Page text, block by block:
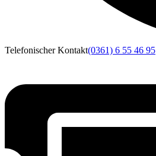
Telefonischer Kontakt(0361) 6 55 46 95